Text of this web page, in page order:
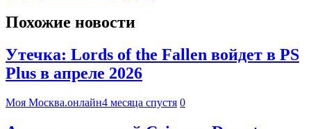
Похожие новости
Утечка: Lords of the Fallen войдет в PS
Plus в апреле 2026
Моя Москва.онлайн4 месяца спустя 0